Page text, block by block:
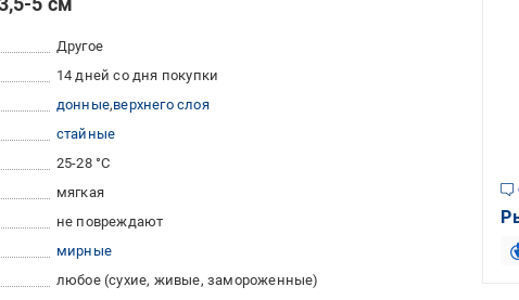
Другое
14 дней со дня покупки
донные верхнего слоя
стайные
25-28 °С
мягкая
не повреждают
мирные
любое (сухие, живые, замороженные)